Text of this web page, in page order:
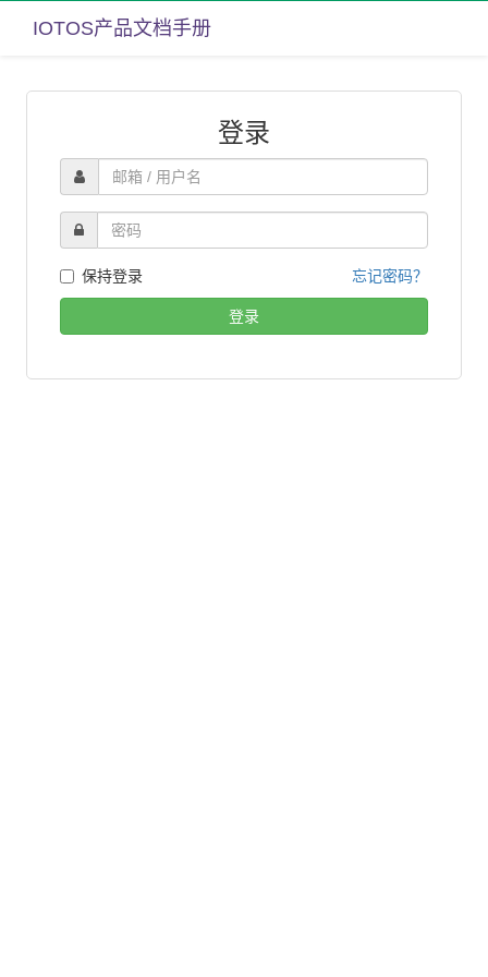
IOTOS产品文档手册
登录
保持登录 忘记密码？
登录